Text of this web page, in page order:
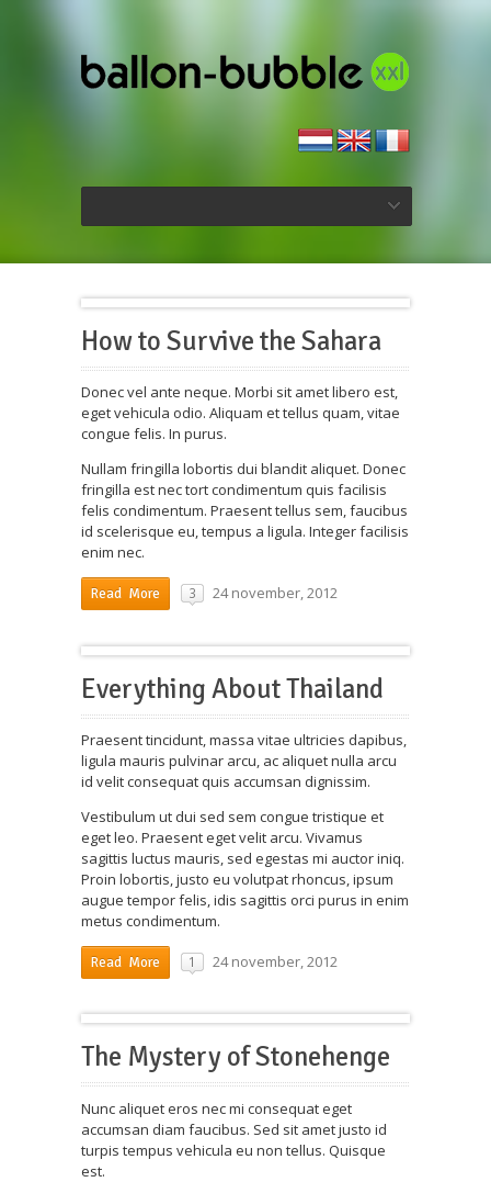
How to Survive the Sahara
Donec vel ante neque. Morbi sit amet libero est,
eget vehicula odio. Aliquam et tellus quam, vitae
congue felis. In purus.
Nullam fringilla lobortis dui blandit aliquet. Donec
fringilla est nec tort condimentum quis facilisis
felis condimentum. Praesent tellus sem, faucibus
id scelerisque eu, tempus a ligula. Integer facilisis
enim nec.
Read More 3 24 november, 2012
Everything About Thailand
Praesent tincidunt, massa vitae ultricies dapibus,
ligula mauris pulvinar arcu, ac aliquet nulla arcu
id velit consequat quis accumsan dignissim.
Vestibulum ut dui sed sem congue tristique et
eget leo. Praesent eget velit arcu. Vivamus
sagittis luctus mauris, sed egestas mi auctor iniq.
Proin lobortis, justo eu volutpat rhoncus, ipsum
augue tempor felis, idis sagittis orci purus in enim
metus condimentum.
Read More 1 24 november, 2012
The Mystery of Stonehenge
Nunc aliquet eros nec mi consequat eget
accumsan diam faucibus. Sed sit amet justo id
turpis tempus vehicula eu non tellus. Quisque
est.